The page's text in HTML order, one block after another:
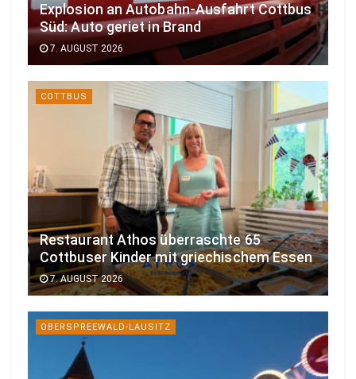
Explosion an Autobahn-Ausfahrt Cottbus
Süd: Auto geriet in Brand
7. AUGUST 2026
COTTBUS
Restaurant Athos überraschte 65
Cottbuser Kinder mit griechischem Essen
7. AUGUST 2026
OBERSPREEWALD-LAUSITZ